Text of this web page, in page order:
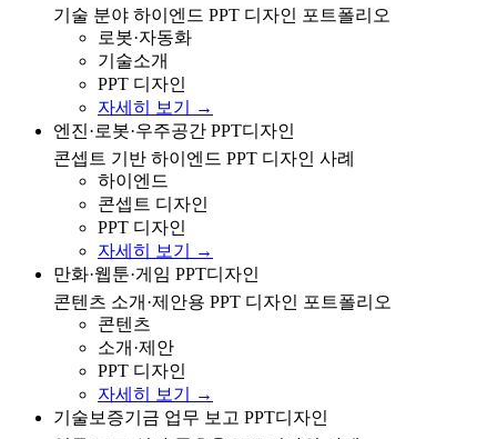
트폴리오
기술 분야 하이엔드 PPT 디자인 포트폴리오
로봇·자동화
기술소개
PPT 디자인
자세히 보기 →
엔진·로봇·우주공간 콘셉트의 하이엔드 PPT 디자인 사
례
엔진·로봇·우주공간 PPT디자인
콘셉트 기반 하이엔드 PPT 디자인 사례
하이엔드
콘셉트 디자인
PPT 디자인
자세히 보기 →
만화·웹툰·게임 콘텐츠 소개/제안용 PPT 디자인 포트폴
리오
만화·웹툰·게임 PPT디자인
콘텐츠 소개·제안용 PPT 디자인 포트폴리오
콘텐츠
소개·제안
PPT 디자인
자세히 보기 →
기술보증기금 업무 보고/성과 공유용 PPT 디자인 사례
기술보증기금 업무 보고 PPT디자인